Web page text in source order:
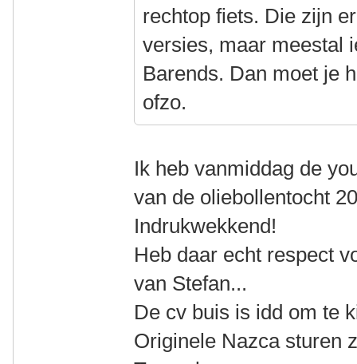
rechtop fiets. Die zijn
versies, maar meestal
Barends. Dan moet je
ofzo.
Ik heb vanmiddag de
van de oliebollentocht
Indrukwekkend!
Heb daar echt respect
van Stefan...
De cv buis is idd om te
Originele Nazca sturen